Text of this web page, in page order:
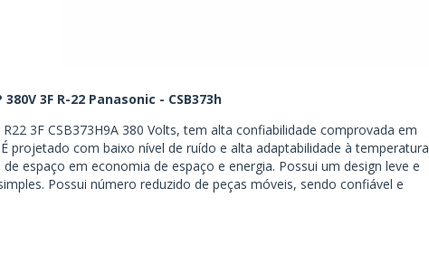
3F R-22 Panasonic - CSB373h
3F CSB373H9A 380 Volts, tem alta confiabilidade comprovada em
projetado com baixo nível de ruído e alta adaptabilidade à temperatura
espaço em economia de espaço e energia. Possui um design leve e
Possui número reduzido de peças móveis, sendo confiável e